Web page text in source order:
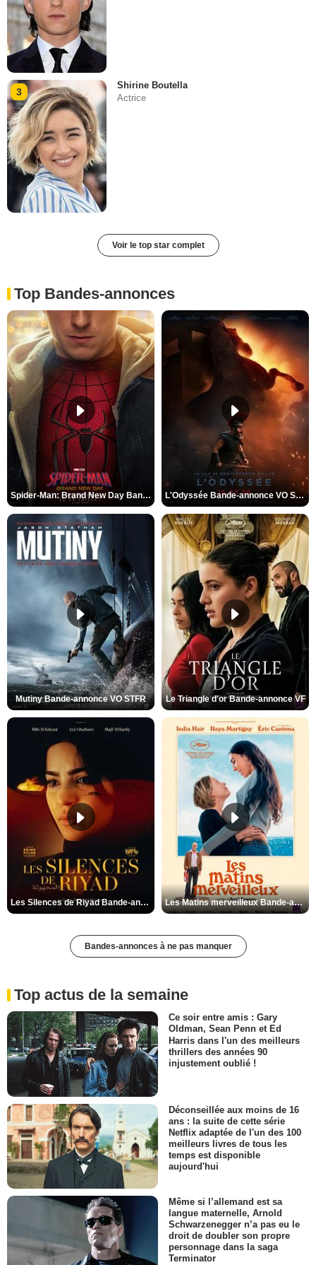
3
Shirine Boutella
Actrice
Voir le top star complet
Top Bandes-annonces
Spider-Man: Brand New Day Bande-annonce VO STFR L'Odyssée Bande-annonce VO STFR
Mutiny Bande-annonce VO STFR Le Triangle d'or Bande-annonce VF
Les Silences de Riyad Bande-annonce VO STFR Les Matins merveilleux Bande-annonce VF
Bandes-annonces à ne pas manquer
Top actus de la semaine
Ce soir entre amis : Gary
Oldman, Sean Penn et Ed
Harris dans l'un des meilleurs
thrillers des années 90
injustement oublié !
Déconseillée aux moins de 16
ans : la suite de cette série
Netflix adaptée de l'un des 100
meilleurs livres de tous les
temps est disponible
aujourd'hui
Même si l’allemand est sa
langue maternelle, Arnold
Schwarzenegger n’a pas eu le
droit de doubler son propre
personnage dans la saga
Terminator